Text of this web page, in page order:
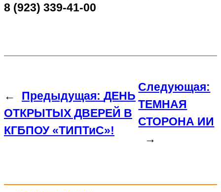
8 (923) 339-41-00
← Предыдущая: ДЕНЬ
ОТКРЫТЫХ ДВЕРЕЙ В
КГБПОУ «ТИПТиС»!
Следующая:
ТЕМНАЯ
СТОРОНА ИИ
→